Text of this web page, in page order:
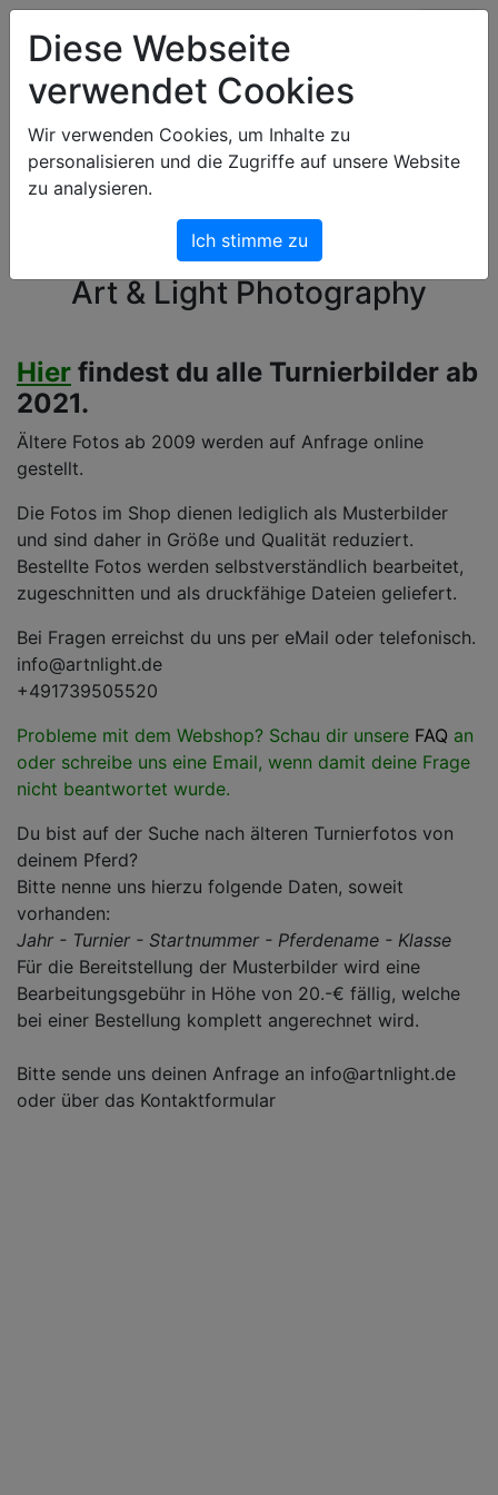
Art & Light Bildershop
Willkommen im Shop von
Art & Light Photography
Hier findest du alle Turnierbilder ab
2021.
Ältere Fotos ab 2009 werden auf Anfrage online
gestellt.
Die Fotos im Shop dienen lediglich als Musterbilder
und sind daher in Größe und Qualität reduziert.
Bestellte Fotos werden selbstverständlich bearbeitet,
zugeschnitten und als druckfähige Dateien geliefert.
Bei Fragen erreichst du uns per eMail oder telefonisch.
info@artnlight.de
+491739505520
Probleme mit dem Webshop? Schau dir unsere FAQ an
oder schreibe uns eine Email, wenn damit deine Frage
nicht beantwortet wurde.
Du bist auf der Suche nach älteren Turnierfotos von
deinem Pferd?
Bitte nenne uns hierzu folgende Daten, soweit
vorhanden:
Jahr - Turnier - Startnummer - Pferdename - Klasse
Für die Bereitstellung der Musterbilder wird eine
Bearbeitungsgebühr in Höhe von 20.-€ fällig, welche
bei einer Bestellung komplett angerechnet wird.
Bitte sende uns deinen Anfrage an info@artnlight.de
oder über das Kontaktformular
Diese Webseite
verwendet Cookies
Wir verwenden Cookies, um Inhalte zu
personalisieren und die Zugriffe auf unsere Website
zu analysieren.
Ich stimme zu